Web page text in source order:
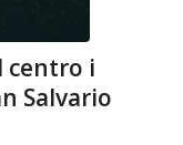
centro i
Salvario